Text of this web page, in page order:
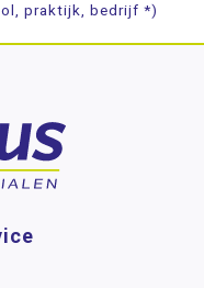
praktijk, bedrijf *)